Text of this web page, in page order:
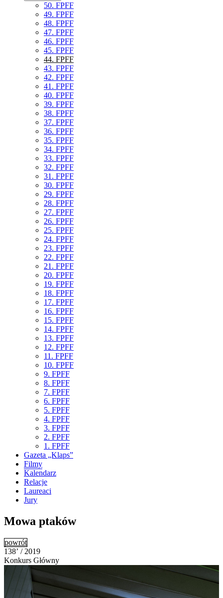
50. FPFF
49. FPFF
48. FPFF
47. FPFF
46. FPFF
45. FPFF
44. FPFF
43. FPFF
42. FPFF
41. FPFF
40. FPFF
39. FPFF
38. FPFF
37. FPFF
36. FPFF
35. FPFF
34. FPFF
33. FPFF
32. FPFF
31. FPFF
30. FPFF
29. FPFF
28. FPFF
27. FPFF
26. FPFF
25. FPFF
24. FPFF
23. FPFF
22. FPFF
21. FPFF
20. FPFF
19. FPFF
18. FPFF
17. FPFF
16. FPFF
15. FPFF
14. FPFF
13. FPFF
12. FPFF
11. FPFF
10. FPFF
9. FPFF
8. FPFF
7. FPFF
6. FPFF
5. FPFF
4. FPFF
3. FPFF
2. FPFF
1. FPFF
Gazeta „Klaps”
Filmy
Kalendarz
Relacje
Laureaci
Jury
Mowa ptaków
powrót
138’ / 2019
Konkurs Główny